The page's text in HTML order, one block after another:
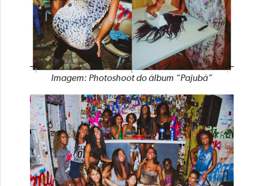
Imagem: Photoshoot do álbum “Pajubá”